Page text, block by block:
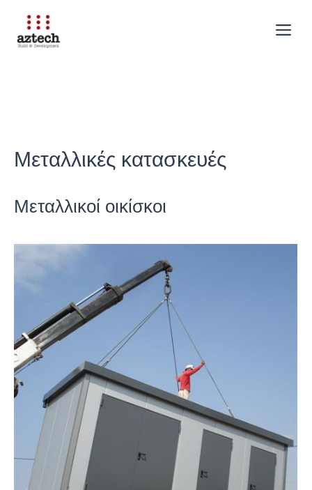
περιεχόμενο
Μεταλλικές κατασκευές
Μεταλλικοί οικίσκοι